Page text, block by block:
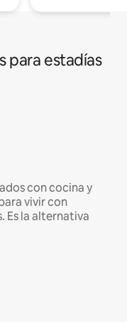
para estadías
con cocina y
vivir con
Es la alternativa